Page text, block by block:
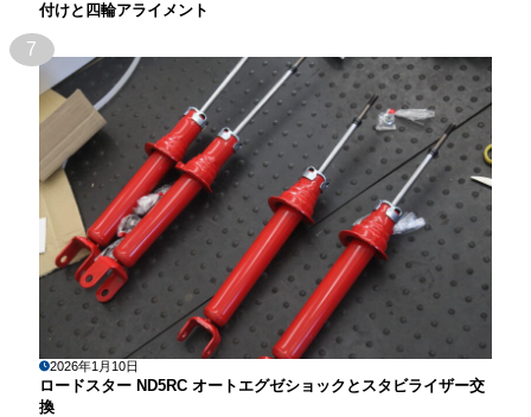
付けと四輪アライメント
7
2026年1月10日
ロードスター ND5RC オートエグゼショックとスタビライザー交
換